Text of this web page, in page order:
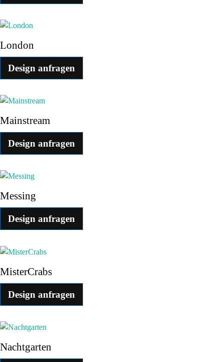
London
Design anfragen
Mainstream
Design anfragen
Messing
Design anfragen
MisterCrabs
Design anfragen
Nachtgarten